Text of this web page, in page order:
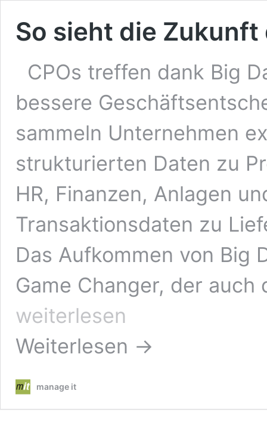
So sieht die Zukunft
CPOs treffen dank Big
bessere
sammeln Unternehmen
strukturierten Daten zu
HR, Finanzen, Anlagen
Transaktionsdaten zu
Das Aufkommen von Big
Game Changer, der
weiterlesen
Weiterlesen →
manage it